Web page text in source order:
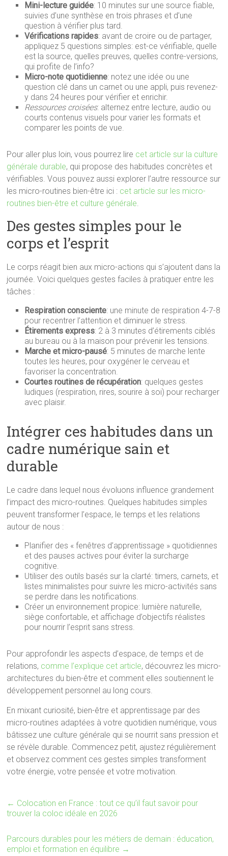
Mini-lecture guidée: 10 minutes sur une source fiable,
suivies d’une synthèse en trois phrases et d’une
question à vérifier plus tard.
Vérifications rapides: avant de croire ou de partager,
appliquez 5 questions simples: est-ce vérifiable, quelle
est la source, quelles preuves, quelles contre-versions,
qui profite de l’info?
Micro-note quotidienne: notez une idée ou une
question clé dans un carnet ou une appli, puis revenez-
y dans 24 heures pour vérifier et enrichir.
Ressources croisées: alternez entre lecture, audio ou
courts contenus visuels pour varier les formats et
comparer les points de vue.
Pour aller plus loin, vous pourrez lire cet article sur la culture
générale durable, qui propose des habitudes concrètes et
vérifiables. Vous pouvez aussi explorer l’autre ressource sur
les micro-routines bien-être ici : cet article sur les micro-
routines bien-être et culture générale.
Des gestes simples pour le
corps et l’esprit
Le corps réagit bien aux micro-actions qui s’ajoutent dans la
journée. Voici quelques gestes faciles à pratiquer entre les
tâches :
Respiration consciente: une minute de respiration 4-7-8
pour recentrer l’attention et diminuer le stress.
Étirements express: 2 à 3 minutes d’étirements ciblés
au bureau ou à la maison pour prévenir les tensions.
Marche et micro-pausé: 5 minutes de marche lente
toutes les heures, pour oxygéner le cerveau et
favoriser la concentration.
Courtes routines de récupération: quelques gestes
ludiques (respiration, rires, sourire à soi) pour recharger
avec plaisir.
Intégrer ces habitudes dans un
cadre numérique sain et
durable
Le cadre dans lequel nous évoluons influence grandement
l’impact des micro-routines. Quelques habitudes simples
peuvent transformer l’espace, le temps et les relations
autour de nous :
Planifier des « fenêtres d’apprentissage » quotidiennes
et des pauses actives pour éviter la surcharge
cognitive.
Utiliser des outils basés sur la clarté: timers, carnets, et
listes minimalistes pour suivre les micro-activités sans
se perdre dans les notifications.
Créer un environnement propice: lumière naturelle,
siège confortable, et affichage d’objectifs réalistes
pour nourrir l’esprit sans stress.
Pour approfondir les aspects d’espace, de temps et de
relations, comme l’explique cet article, découvrez les micro-
architectures du bien-être et comment elles soutiennent le
développement personnel au long cours.
En mixant curiosité, bien-être et apprentissage par des
micro-routines adaptées à votre quotidien numérique, vous
bâtissez une culture générale qui se nourrit sans pression et
se révèle durable. Commencez petit, ajustez régulièrement
et observez comment ces gestes simples transforment
votre énergie, votre pensée et votre motivation.
← Colocation en France : tout ce qu’il faut savoir pour
trouver la coloc idéale en 2026
Parcours durables pour les métiers de demain : éducation,
emploi et formation en équilibre →